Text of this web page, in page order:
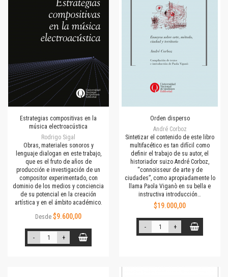
Estrategias compositivas en la
música electroacústica
Rodrigo Sigal
Obras, materiales sonoros y
lenguaje dialogan en este trabajo,
que es el fruto de años de
producción e investigación de un
compositor experimentado, con
dominio de los medios y conciencia
de su potencial en la creación
artística y en el ámbito académico.
Desde $9.600,00
- +
Orden disperso
André Corboz
Sintetizar el contenido de este libro
multifacético es tan difícil como
definir el trabajo de su autor, el
historiador suizo André Corboz,
“connoisseur de arte y de
ciudades”, como apropiadamente lo
llama Paola Viganò en su bella e
instructiva introducción…
$19.000,00
- +